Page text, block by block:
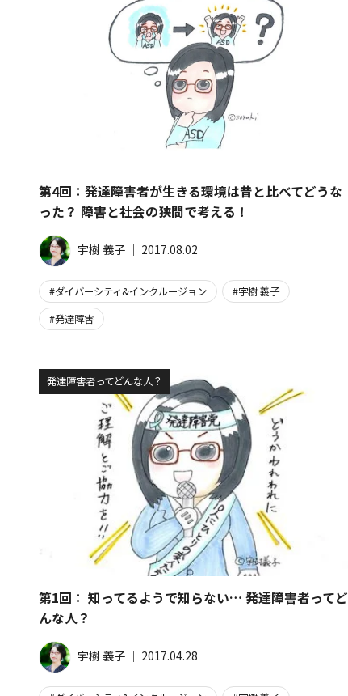
第4回：発達障害者が生きる環境は昔と比べてどうな
った？ 障害と社会の狭間で考える！
宇樹 義子 │ 2017.08.02
ダイバーシティ&インクルージョン
宇樹 義子
発達障害
第1回： 知ってるようで知らない… 発達障害者ってど
んな人？
発達障害者ってどんな人？
宇樹 義子 │ 2017.04.28